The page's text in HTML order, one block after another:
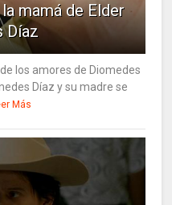
mamá de Elder
Díaz
los amores de Diomedes
Díaz y su madre se
Más